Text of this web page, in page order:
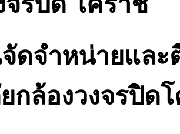
ดจำหน่ายและ
กล้องวงจรปิด